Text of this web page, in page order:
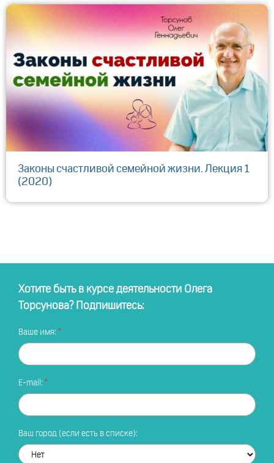
Законы счастливой семейной жизни. Лекция 1
(2020)
Хотите быть в курсе деятельности Олега
Торсунова? Подпишитесь:
Ваше имя:
E-mail:
Ваш город (если есть в списке):